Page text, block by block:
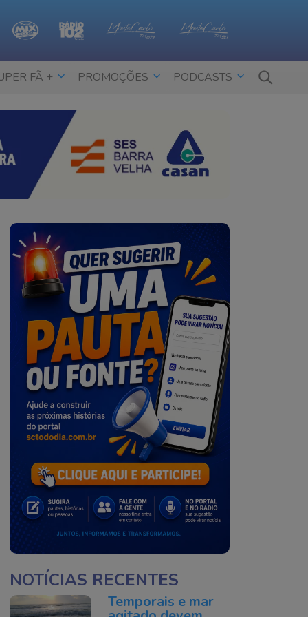
FÃ + PROMOÇÕES PODCASTS
NOTÍCIAS RECENTES
Temporais e mar